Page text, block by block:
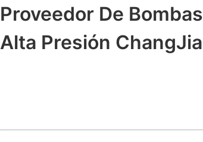
Proveedor De
Alta Presión ChangJia